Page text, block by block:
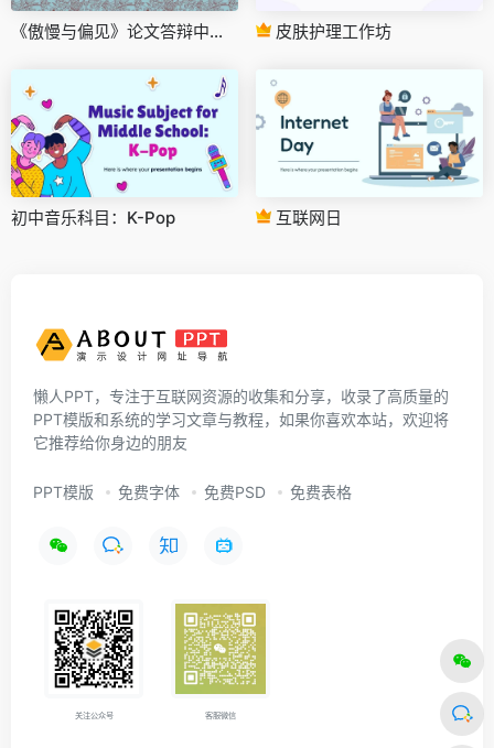
《傲慢与偏见》论文答辩中对社会的批评 皮肤护理工作坊
初中音乐科目：K-Pop 互联网日
懒人PPT，专注于互联网资源的收集和分享，收录了高质量的
PPT模版和系统的学习文章与教程，如果你喜欢本站，欢迎将
它推荐给你身边的朋友
PPT模版 免费字体 免费PSD 免费表格
关注公众号 客服微信